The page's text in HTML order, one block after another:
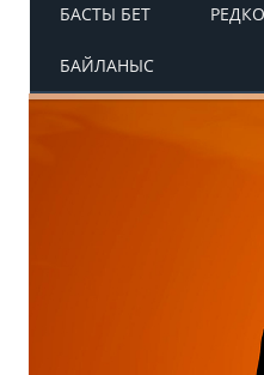
БАСТЫ БЕТ
БАЙЛАНЫС